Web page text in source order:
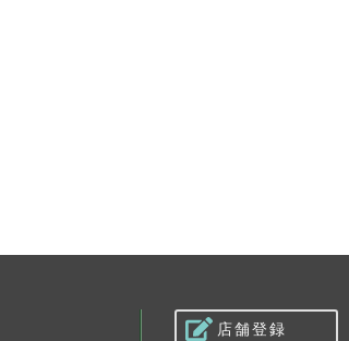
店舗登録